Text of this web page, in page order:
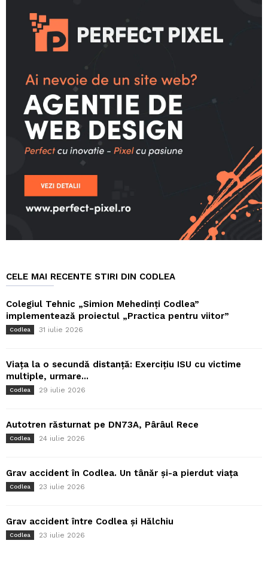
CELE MAI RECENTE STIRI DIN CODLEA
Colegiul Tehnic „Simion Mehedinți Codlea”
implementează proiectul „Practica pentru viitor”
Codlea 31 iulie 2026
Viața la o secundă distanță: Exercițiu ISU cu victime
multiple, urmare...
Codlea 29 iulie 2026
Autotren răsturnat pe DN73A, Pârâul Rece
Codlea 24 iulie 2026
Grav accident în Codlea. Un tânăr și-a pierdut viața
Codlea 23 iulie 2026
Grav accident între Codlea și Hălchiu
Codlea 23 iulie 2026